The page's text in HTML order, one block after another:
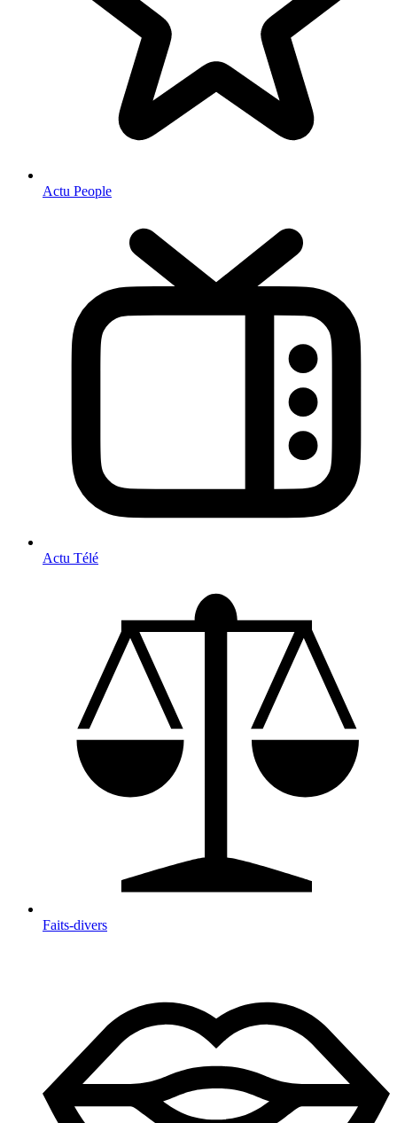
Actu People
Actu Télé
Faits-divers